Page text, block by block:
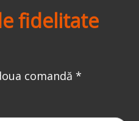
fidelitate
comandă *